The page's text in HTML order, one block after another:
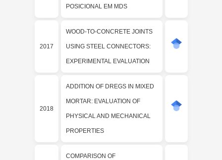
POSICIONAL EM MDS
2017
WOOD-TO-CONCRETE JOINTS
USING STEEL CONNECTORS:
EXPERIMENTAL EVALUATION
2018
ADDITION OF DREGS IN MIXED
MORTAR: EVALUATION OF
PHYSICAL AND MECHANICAL
PROPERTIES
COMPARISON OF